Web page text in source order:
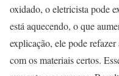
oxidado, o eletricista pode
está aquecendo, o que
explicação, ele pode
com os materiais certos.